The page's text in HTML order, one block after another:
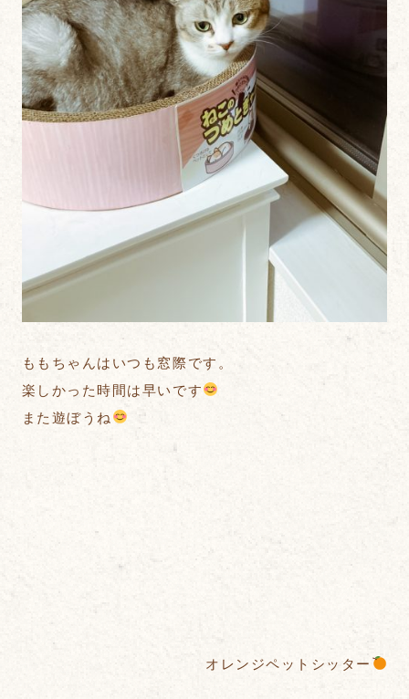
ももちゃんはいつも窓際です。
楽しかった時間は早いです
また遊ぼうね
オレンジペットシッター